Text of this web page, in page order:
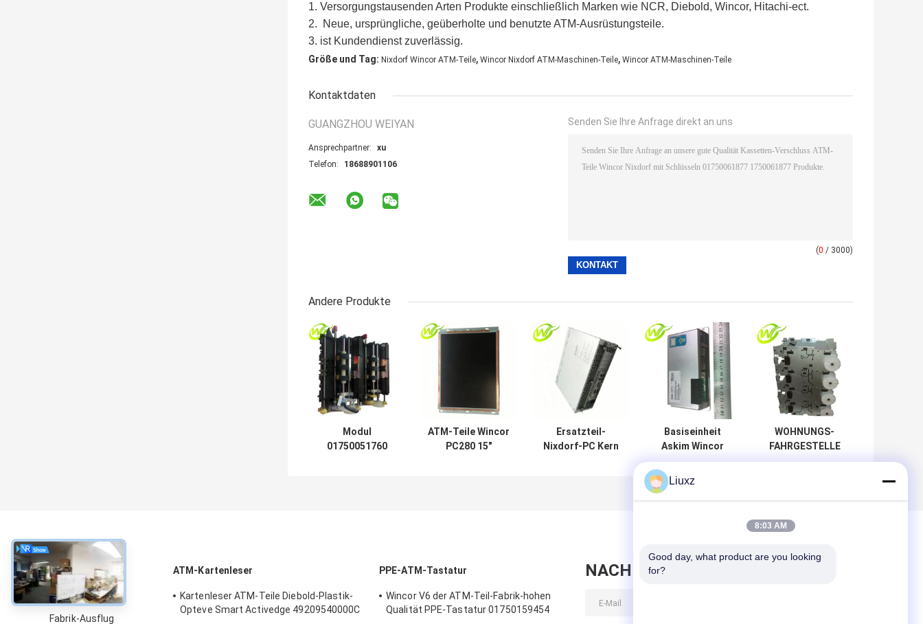
1. Versorgungstausenden Arten Produkte einschließlich Marken wie NCR, Diebold, Wincor, Hitachi-ect.
2. Neue, ursprüngliche, geüberholte und benutzte ATM-Ausrüstungsteile.
3. ist Kundendienst zuverlässig.
Größe und Tag: Nixdorf Wincor ATM-Teile, Wincor Nixdorf ATM-Maschinen-Teile, Wincor ATM-Maschinen-Teile
Kontaktdaten
GUANGZHOU WEIYAN
Ansprechpartner:
xu
Telefon:
18688901106
Senden Sie Ihre Anfrage direkt an uns
(0 / 3000)
Andere Produkte
Modul
01750051760
ATM-Teile Wincor
PC280 15"
Ersatzteil-
Nixdorf-PC Kern
Basiseinheit
Askim Wincor
ATMs Ersatzteil-
01750192235
1750192235
WOHNUNGS-
FAHRGESTELLE
4X-ASSD
WINCOR ATMs
über
Über uns
Fabrik-Ausflug
ATM-Kartenleser
Kartenleser ATM-Teile Diebold-Plastik-
Opteve Smart Activedge 49209540000C
PPE-ATM-Tastatur
Wincor V6 der ATM-Teil-Fabrik-hohen
Qualität PPE-Tastatur 01750159454
NACHRICHT HINTERLASSEN
Liuxz
8:03 AM
Good day, what product are you looking
for?